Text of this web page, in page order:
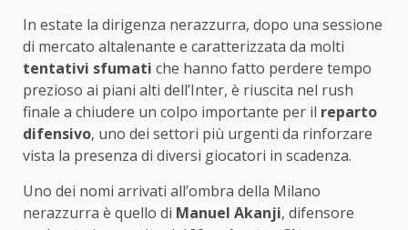
In estate la dirigenza nerazzurra, dopo una sessione
di mercato altalenante e caratterizzata da molti
tentativi sfumati che hanno fatto perdere tempo
prezioso ai piani alti dell’Inter, è riuscita nel rush
finale a chiudere un colpo importante per il reparto
difensivo, uno dei settori più urgenti da rinforzare
vista la presenza di diversi giocatori in scadenza.
Uno dei nomi arrivati all’ombra della Milano
nerazzurra è quello di Manuel Akanji, difensore